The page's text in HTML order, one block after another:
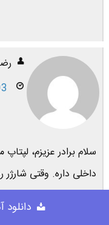
03
سلام برادر عزیزم،
داخلی داره. وقتی
نمیشه. ولی با باتری